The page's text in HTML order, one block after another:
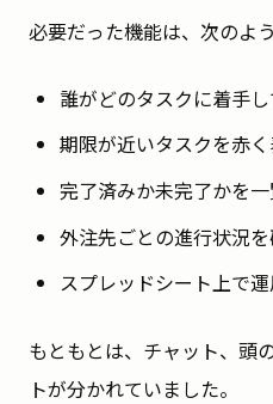
必要だった機能は、次のよ
誰がどのタスクに着手
期限が近いタスクを赤
完了済みか未完了かを
外注先ごとの進行状況
スプレッドシート上で
もともとは、チャット、頭
トが分かれていました。